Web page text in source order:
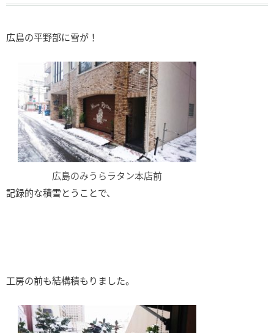
広島の平野部に雪が！
広島のみうらラタン本店前
記録的な積雪とうことで、
工房の前も結構積もりました。